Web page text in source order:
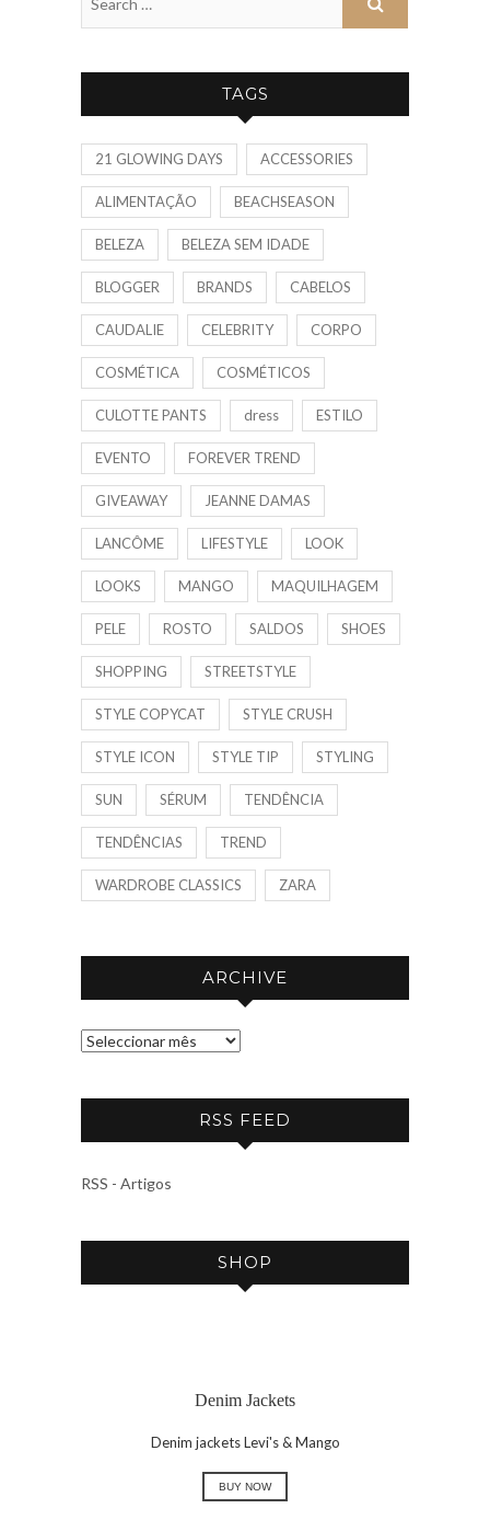
TAGS
21 GLOWING DAYS ACCESSORIES
ALIMENTAÇÃO BEACHSEASON
BELEZA BELEZA SEM IDADE
BLOGGER BRANDS CABELOS
CAUDALIE CELEBRITY CORPO
COSMÉTICA COSMÉTICOS
CULOTTE PANTS dress ESTILO
EVENTO FOREVER TREND
GIVEAWAY JEANNE DAMAS
LANCÔME LIFESTYLE LOOK
LOOKS MANGO MAQUILHAGEM
PELE ROSTO SALDOS SHOES
SHOPPING STREETSTYLE
STYLE COPYCAT STYLE CRUSH
STYLE ICON STYLE TIP STYLING
SUN SÉRUM TENDÊNCIA
TENDÊNCIAS TREND
WARDROBE CLASSICS ZARA
ARCHIVE
A
C
V
RSS FEED
RSS - Artigos
SHOP
Denim Jackets
Denim jackets Levi's & Mango
BUY NOW